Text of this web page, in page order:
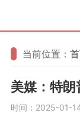
当前位置：
美媒：特
时间：2025-01-